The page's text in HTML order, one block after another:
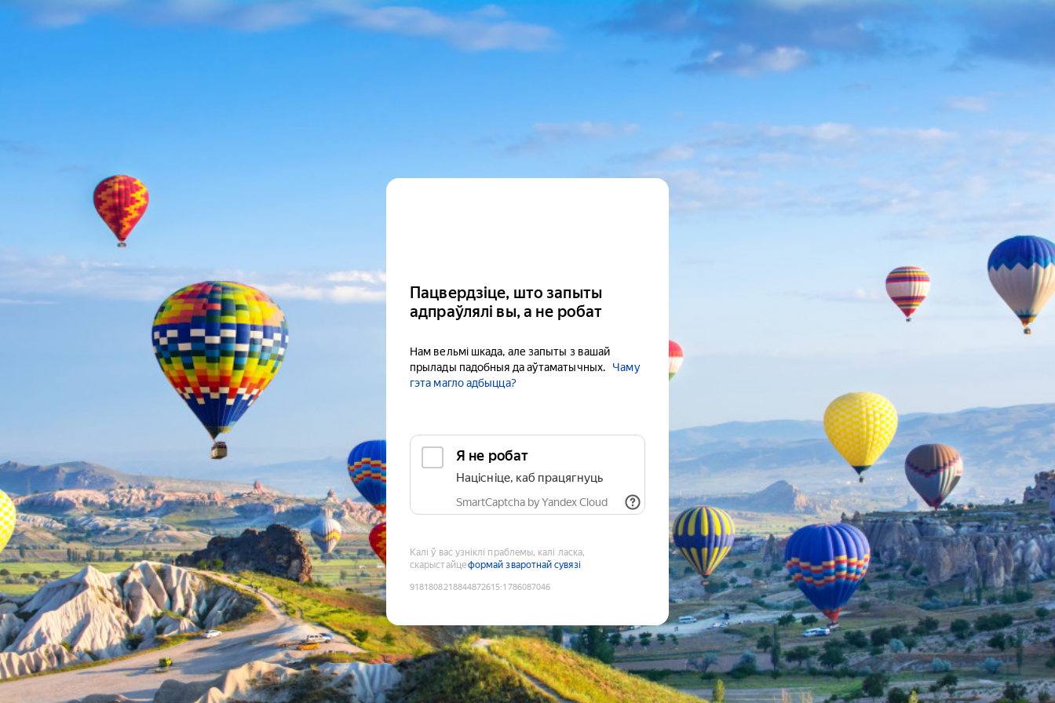
Пацвердзіце, што запыты
адпраўлялі вы, а не робат
Нам вельмі шкада, але запыты з вашай
прылады падобныя да аўтаматычных.
Чаму
гэта магло адбыцца?
Я не робат
Націсніце, каб працягнуць
SmartCaptcha by Yandex Cloud
Калі ў вас узніклі праблемы, калі ласка,
скарыстайцеформай зваротнай сувязі
9181808218844872615:1786087046